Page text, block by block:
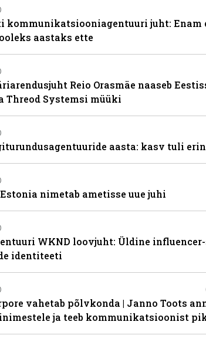
kommunikatsiooniagentuuri juht: Enam
aastaks ette
Reio Orasmäe naaseb
Threod Systemsi müüki
aasta: kasv tuli
nimetab ametisse uue juhi
WKND loovjuht: Üldine
identiteeti
vahetab põlvkonda | Janno Toots
ja teeb kommunikatsioonist